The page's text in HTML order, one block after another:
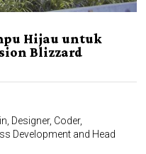
Hijau untuk
Blizzard
Designer, Coder,
Development and Head